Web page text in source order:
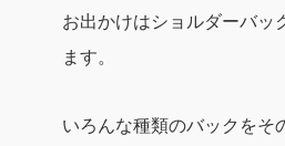
お出かけはショルダーバッ
ます。
いろんな種類のバックをそ